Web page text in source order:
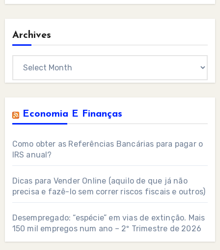
Archives
Economia E Finanças
Como obter as Referências Bancárias para pagar o
IRS anual?
Dicas para Vender Online (aquilo de que já não
precisa e fazê-lo sem correr riscos fiscais e outros)
Desempregado: “espécie” em vias de extinção. Mais
150 mil empregos num ano – 2º Trimestre de 2026